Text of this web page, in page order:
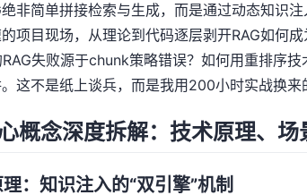
非简单拼接检索与生成，而是通过动态知识
项目现场，从理论到代码逐层剥开RAG如何
失败源于chunk策略错误？如何用重排序
这不是纸上谈兵，而是我用200小时实战换来
概念深度拆解：技术原理、场
：知识注入的“双引擎”机制